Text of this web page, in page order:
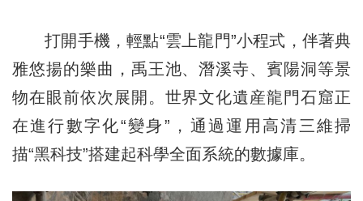
打開手機，輕點“雲上龍門”小程式，伴著典
雅悠揚的樂曲，禹王池、潛溪寺、賓陽洞等景
物在眼前依次展開。世界文化遺産龍門石窟正
在進行數字化“變身”，通過運用高清三維掃
描“黑科技”搭建起科學全面系統的數據庫。